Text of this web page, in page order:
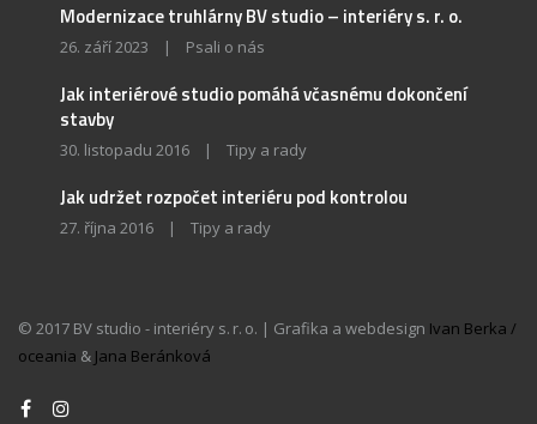
Modernizace truhlárny BV studio – interiéry s. r. o.
26. září 2023 | Psali o nás
Jak interiérové studio pomáhá včasnému dokončení
stavby
30. listopadu 2016 | Tipy a rady
Jak udržet rozpočet interiéru pod kontrolou
27. října 2016 | Tipy a rady
© 2017 BV studio - interiéry s. r. o. | Grafika a webdesign Ivan Berka /
oceania & Jana Beránková